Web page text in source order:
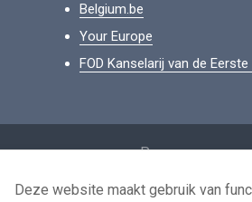
Belgium.be
Your Europe
FOD Kanselarij van de
Voorwaarden voor het
Deze website maakt gebruik van